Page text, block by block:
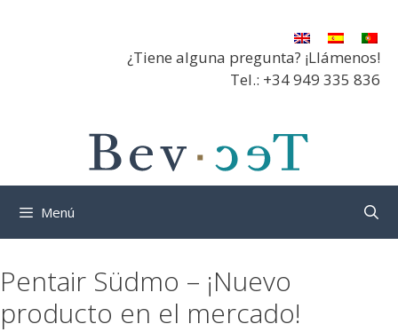
¿Tiene alguna pregunta? ¡Llámenos!
Tel.: +34 949 335 836
Menú
Pentair Südmo – ¡Nuevo
producto en el mercado!